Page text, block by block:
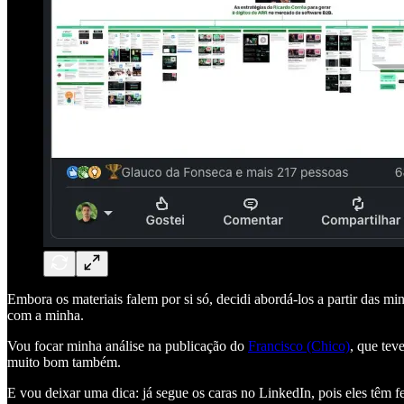
Embora os materiais falem por si só, decidi abordá-los a partir das
com a minha.
Vou focar minha análise na publicação do Francisco (Chico), que
muito bom também.
E vou deixar uma dica: já segue os caras no LinkedIn, pois eles têm